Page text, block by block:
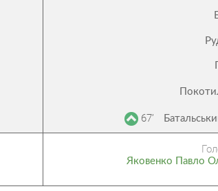
67’
Яковенко Павло